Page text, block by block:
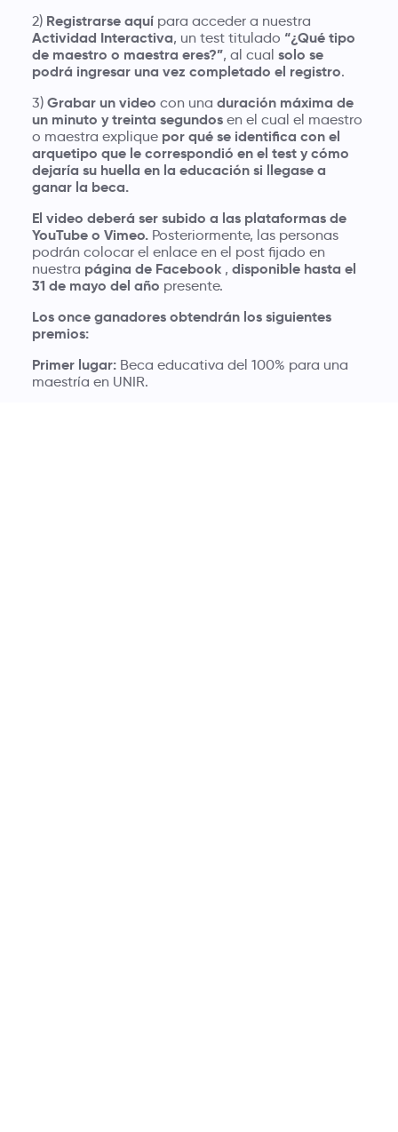
2) Registrarse aquí para acceder a nuestra
Actividad Interactiva, un test titulado “¿Qué tipo
de maestro o maestra eres?”, al cual solo se
podrá ingresar una vez completado el registro.
3) Grabar un video con una duración máxima de
un minuto y treinta segundosen el cual el maestro
o maestra explique por qué se identifica con el
arquetipo que le correspondió en el test y cómo
dejaría su huella en la educación si llegase a
ganar la beca.
El video deberá ser subido a las plataformas de
YouTube o Vimeo.Posteriormente, las personas
podrán colocar el enlace en el post fijado en
nuestra página de Facebook, disponible hasta el
31 de mayo del año presente.
Los once ganadores obtendrán los siguientes
premios:
Primer lugar: Beca educativa del 100% para una
maestría en UNIR.